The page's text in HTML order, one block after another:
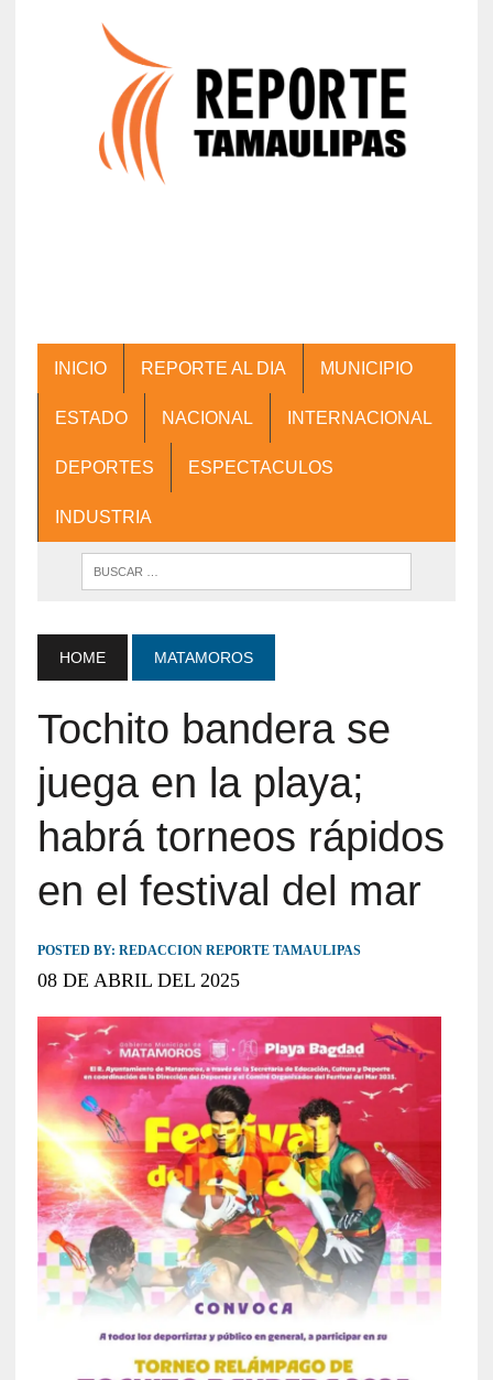
INICIO REPORTE AL DIA MUNICIPIO
ESTADO NACIONAL INTERNACIONAL
DEPORTES ESPECTACULOS
INDUSTRIA
HOME MATAMOROS
Tochito bandera se
juega en la playa;
habrá torneos rápidos
en el festival del mar
POSTED BY: REDACCION REPORTE TAMAULIPAS
08 DE ABRIL DEL 2025